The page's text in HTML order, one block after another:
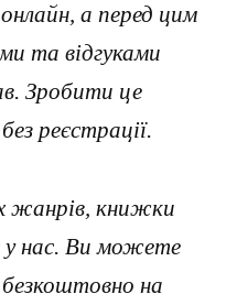
а перед цим
та відгуками
Зробити це
реєстрації.
жанрів, книжки
у нас. Ви можете
на